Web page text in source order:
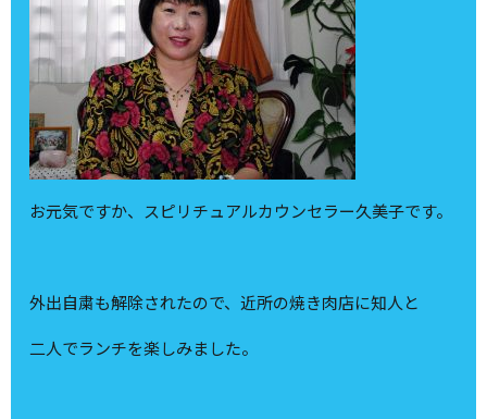
お元気ですか、スピリチュアルカウンセラー久美子です。
外出自粛も解除されたので、近所の焼き肉店に知人と
二人でランチを楽しみました。